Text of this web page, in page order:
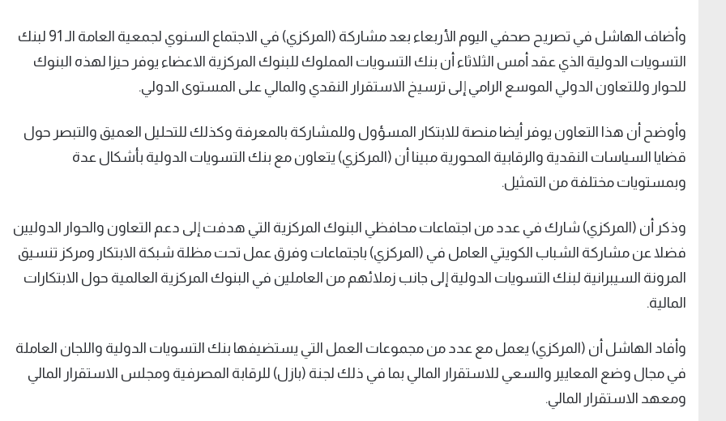
وأضاف الهاشل في تصريح صحفي اليوم الأربعاء بعد مشاركة (المركزي) في الاجتماع السنوي لجمعية العامة الـ 91 لبنك
التسويات الدولية الذي عقد أمس الثلاثاء أن بنك التسويات المملوك للبنوك المركزية الاعضاء يوفر حيزا لهذه البنوك
للحوار وللتعاون الدولي الموسع الرامي إلى ترسيخ الاستقرار النقدي والمالي على المستوى الدولي.
وأوضح أن هذا التعاون يوفر أيضا منصة للابتكار المسؤول وللمشاركة بالمعرفة وكذلك للتحليل العميق والتبصر حول
قضايا السياسات النقدية والرقابية المحورية مبينا أن (المركزي) يتعاون مع بنك التسويات الدولية بأشكال عدة
وبمستويات مختلفة من التمثيل.
وذكر أن (المركزي) شارك في عدد من اجتماعات محافظي البنوك المركزية التي هدفت إلى دعم التعاون والحوار الدوليين
فضلا عن مشاركة الشباب الكويتي العامل في (المركزي) باجتماعات وفرق عمل تحت مظلة شبكة الابتكار ومركز تنسيق
المرونة السيبرانية لبنك التسويات الدولية إلى جانب زملائهم من العاملين في البنوك المركزية العالمية حول الابتكارات
المالية.
وأفاد الهاشل أن (المركزي) يعمل مع عدد من مجموعات العمل التي يستضيفها بنك التسويات الدولية واللجان العاملة
في مجال وضع المعايير والسعي للاستقرار المالي بما في ذلك لجنة (بازل) للرقابة المصرفية ومجلس الاستقرار المالي
ومعهد الاستقرار المالي.